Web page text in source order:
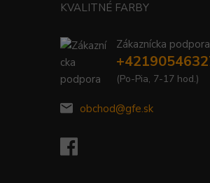
KVALITNÉ FARBY
Zákaznícka podpora
(Po-Pia, 7-17 hod.)
obchod@gfe.sk